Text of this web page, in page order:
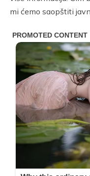
mi ćemo saopštiti